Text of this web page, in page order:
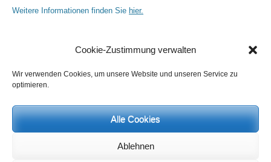
Cookie-Zustimmung verwalten
Wir verwenden Cookies, um unsere Website und unseren Service zu
optimieren.
Alle Cookies
Ablehnen
Weitere Informationen finden Sie hier.
Neueste Kommentare
Setu Bandhasana – Die Brücke als Yogaübung und